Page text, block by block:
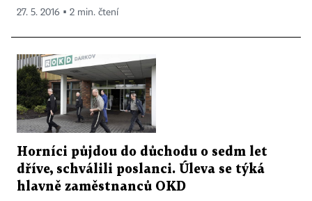
27. 5. 2016 ▪ 2 min. čtení
Horníci půjdou do důchodu o sedm let
dříve, schválili poslanci. Úleva se týká
hlavně zaměstnanců OKD